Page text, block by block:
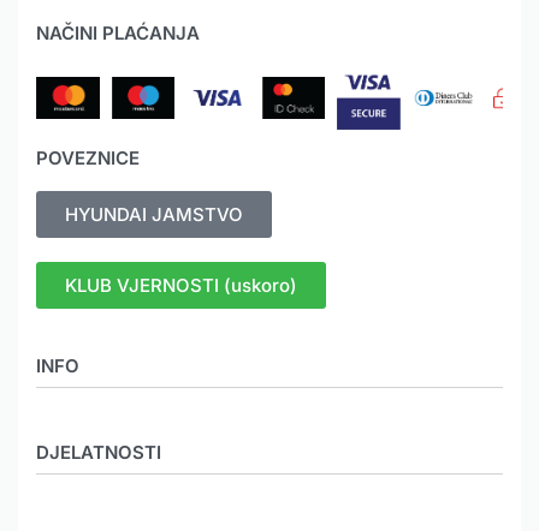
DJELATNOSTI
INFO
Novosti
NAČINI PLAĆANJA
POVEZNICE
HYUNDAI JAMSTVO
KLUB VJERNOSTI (uskoro)